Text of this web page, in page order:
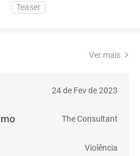
Teaser
Ver mais
24 de Fev de 2023
The Consultant
Violência